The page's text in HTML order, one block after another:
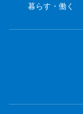
暮らす・働く